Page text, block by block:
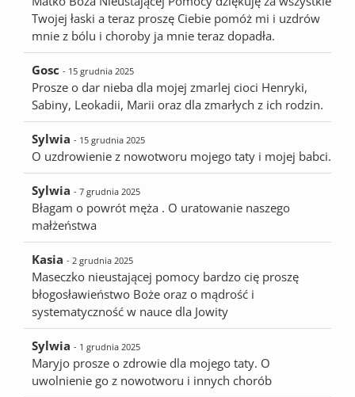
Twojej łaski a teraz proszę Ciebie pomóż mi i uzdrów
mnie z bólu i choroby ja mnie teraz dopadła.
Gosc - 15 grudnia 2025
Prosze o dar nieba dla mojej zmarlej cioci Henryki,
Sabiny, Leokadii, Marii oraz dla zmarłych z ich rodzin.
Sylwia - 15 grudnia 2025
O uzdrowienie z nowotworu mojego taty i mojej babci.
Sylwia - 7 grudnia 2025
Błagam o powrót męża . O uratowanie naszego
małżeństwa
Kasia - 2 grudnia 2025
Maseczko nieustającej pomocy bardzo cię proszę
błogosławieństwo Boże oraz o mądrość i
systematyczność w nauce dla Jowity
Sylwia - 1 grudnia 2025
Maryjo prosze o zdrowie dla mojego taty. O
uwolnienie go z nowotworu i innych chorób